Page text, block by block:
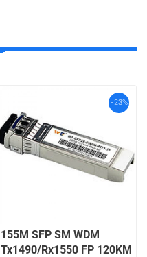
-23%
155M SFP SM WDM
Tx1490/Rx1550 FP 120KM